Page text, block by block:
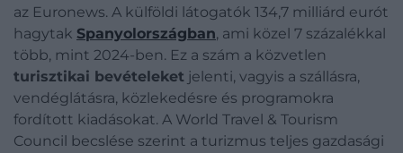
az Euronews. A külföldi látogatók 134,7 milliárd eurót
hagytak Spanyolországban, ami közel 7 százalékkal
több, mint 2024-ben. Ez a szám a közvetlen
turisztikai bevételeket jelenti, vagyis a szállásra,
vendéglátásra, közlekedésre és programokra
fordított kiadásokat. A World Travel & Tourism
Council becslése szerint a turizmus teljes gazdasági